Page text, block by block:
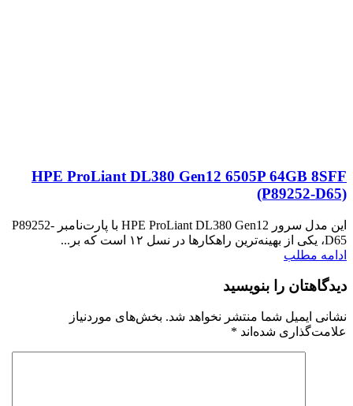
HPE ProLiant DL380 Gen12 6505P 64GB 8SFF
(P89252‑D65)
این مدل سرور HPE ProLiant DL380 Gen12 با پارت‌نامبر P89252-
D65، یکی از بهینه‌ترین راهکارها در نسل ۱۲ است که بر...
ادامه مطلب
دیدگاهتان را بنویسید
نشانی ایمیل شما منتشر نخواهد شد. بخش‌های موردنیاز
علامت‌گذاری شده‌اند *